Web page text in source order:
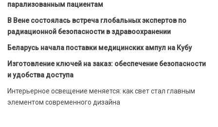
парализованным пациентам
В Вене состоялась встреча глобальных экспертов по
радиационной безопасности в здравоохранении
Беларусь начала поставки медицинских ампул на Кубу
Изготовление ключей на заказ: обеспечение безопасности
и удобства доступа
Интерьерное освещение меняется: как свет стал главным
элементом современного дизайна